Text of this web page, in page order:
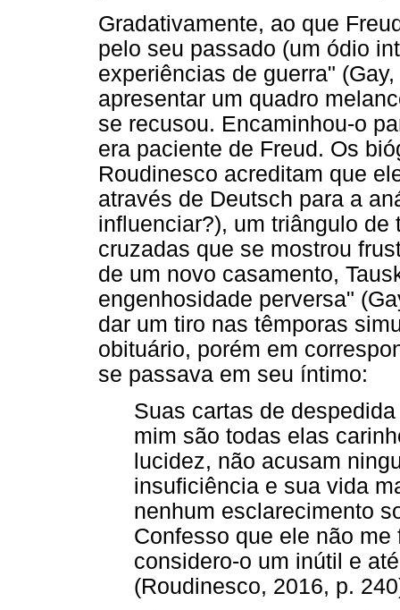
Gradativamente, ao que
pelo seu passado (um ódio
experiências de guerra"
apresentar um quadro
se recusou. Encaminhou-o
era paciente de Freud. Os
Roudinesco acreditam que
através de Deutsch para a
influenciar?), um triângulo
cruzadas que se mostrou
de um novo casamento,
engenhosidade perversa"
dar um tiro nas têmporas
obituário, porém em
se passava em seu íntimo:
Suas cartas de
mim são todas elas
lucidez, não acusam
insuficiência e sua vida
nenhum esclarecimento
Confesso que ele não
considero-o um inútil e
(Roudinesco, 2016, p.